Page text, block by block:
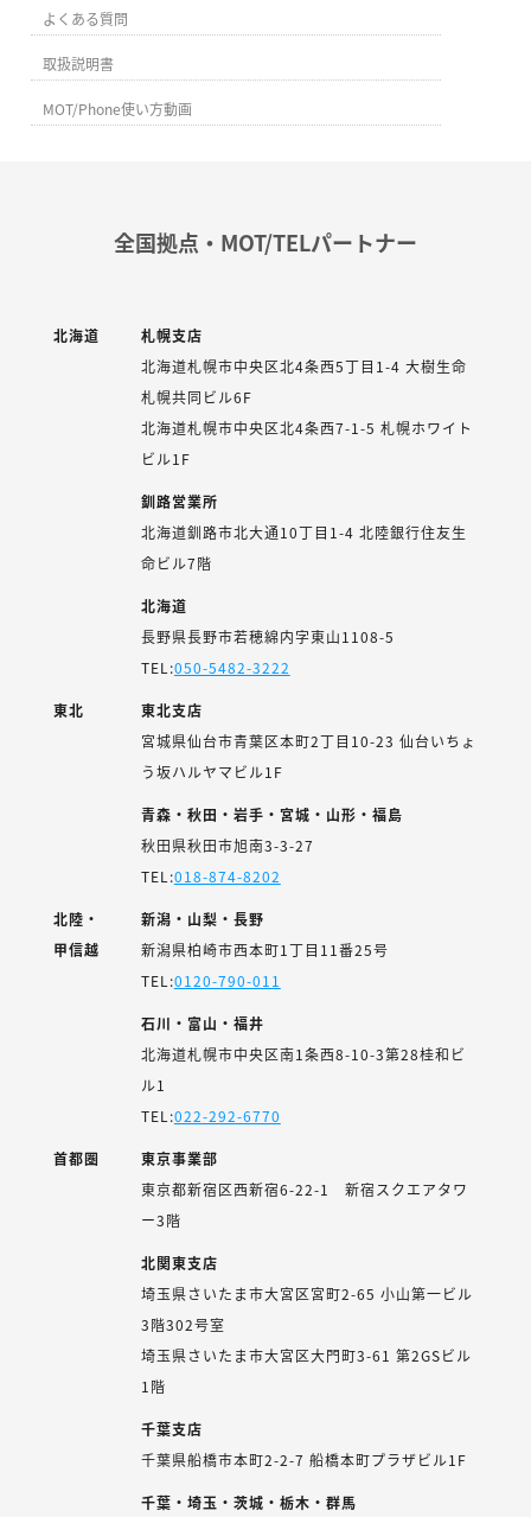
よくある質問
取扱説明書
MOT/Phone使い方動画
全国拠点・MOT/TELパートナー
北海道
札幌支店
北海道札幌市中央区北4条西5丁目1-4 大樹生命
札幌共同ビル6F
北海道札幌市中央区北4条西7-1-5 札幌ホワイト
ビル1F
釧路営業所
北海道釧路市北大通10丁目1-4 北陸銀行住友生
命ビル7階
北海道
長野県長野市若穂綿内字東山1108-5
TEL:050-5482-3222
東北
東北支店
宮城県仙台市青葉区本町2丁目10-23 仙台いちょ
う坂ハルヤマビル1F
青森・秋田・岩手・宮城・山形・福島
秋田県秋田市旭南3-3-27
TEL:018-874-8202
北陸・
甲信越
新潟・山梨・長野
新潟県柏崎市西本町1丁目11番25号
TEL:0120-790-011
石川・富山・福井
北海道札幌市中央区南1条西8-10-3第28桂和ビ
ル1
TEL:022-292-6770
首都圏
東京事業部
東京都新宿区西新宿6-22-1 新宿スクエアタワ
ー3階
北関東支店
埼玉県さいたま市大宮区宮町2-65 小山第一ビル
3階302号室
埼玉県さいたま市大宮区大門町3-61 第2GSビル
1階
千葉支店
千葉県船橋市本町2-2-7 船橋本町プラザビル1F
千葉・埼玉・茨城・栃木・群馬